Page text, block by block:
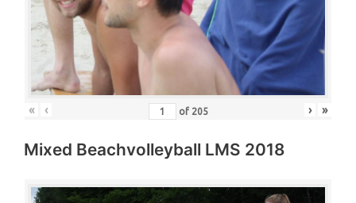
« ‹ of 205 › »
Mixed Beachvolleyball LMS 2018